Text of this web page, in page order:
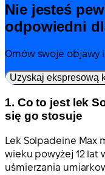
Nie jesteś
odpowiedni
Omów swoje objawy
Uzyskaj ekspresową
1. Co to jest lek
się go stosuje
Lek Solpadeine Max
wieku powyżej 12 lat
uśmierzania